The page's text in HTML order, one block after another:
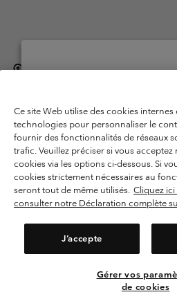
België (Nederlands) | English ›|
Gebruiksvoorwaarden
Privacybeleid
Gebruiksvoorwaarden voor
Voorwaarden voor door gebruikers
Cookies
Ce site Web utilise des cookies internes
technologies pour personnaliser le
fournir des fonctionnalités de réseaux
trafic. Veuillez préciser si vous
cookies via les options ci-dessous. Si
cookies strictement nécessaires au
seront tout de même utilisés. Cliquez
consulter notre Déclaration complète
J’accepte
Gérer vos
de cookies
Online
United States
Belgium-English
Belgium-Français
Belgium-Dutch
Alle Locaties